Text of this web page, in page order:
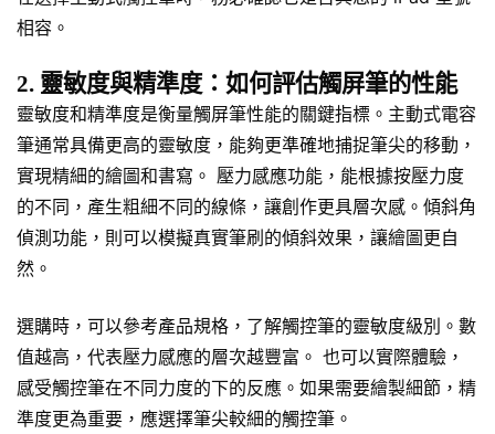
相容。
2. 靈敏度與精準度：如何評估觸屏筆的性能
靈敏度和精準度是衡量觸屏筆性能的關鍵指標。主動式電容
筆通常具備更高的靈敏度，能夠更準確地捕捉筆尖的移動，
實現精細的繪圖和書寫。 壓力感應功能，能根據按壓力度
的不同，產生粗細不同的線條，讓創作更具層次感。傾斜角
偵測功能，則可以模擬真實筆刷的傾斜效果，讓繪圖更自
然。
選購時，可以參考產品規格，了解觸控筆的靈敏度級別。數
值越高，代表壓力感應的層次越豐富。 也可以實際體驗，
感受觸控筆在不同力度的下的反應。如果需要繪製細節，精
準度更為重要，應選擇筆尖較細的觸控筆。